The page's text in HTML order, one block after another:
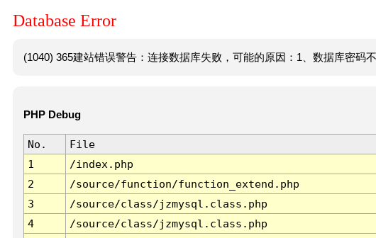
Database Error
(1040) 365建站错误警告：连接数据库失败，可能的原因：1、数据库密码
PHP Debug
No. File
1
/index.php
2
/source/function/function_extend.php
3
/source/class/jzmysql.class.php
4
/source/class/jzmysql.class.php